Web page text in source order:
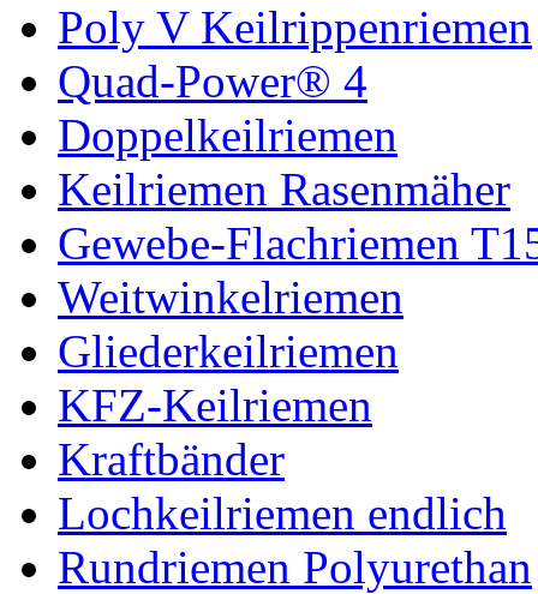
Poly V Keilrippenriemen
Quad-Power® 4
Doppelkeilriemen
Keilriemen Rasenmäher
Gewebe-Flachriemen
Weitwinkelriemen
Gliederkeilriemen
KFZ-Keilriemen
Kraftbänder
Lochkeilriemen endlich
Rundriemen Polyurethan